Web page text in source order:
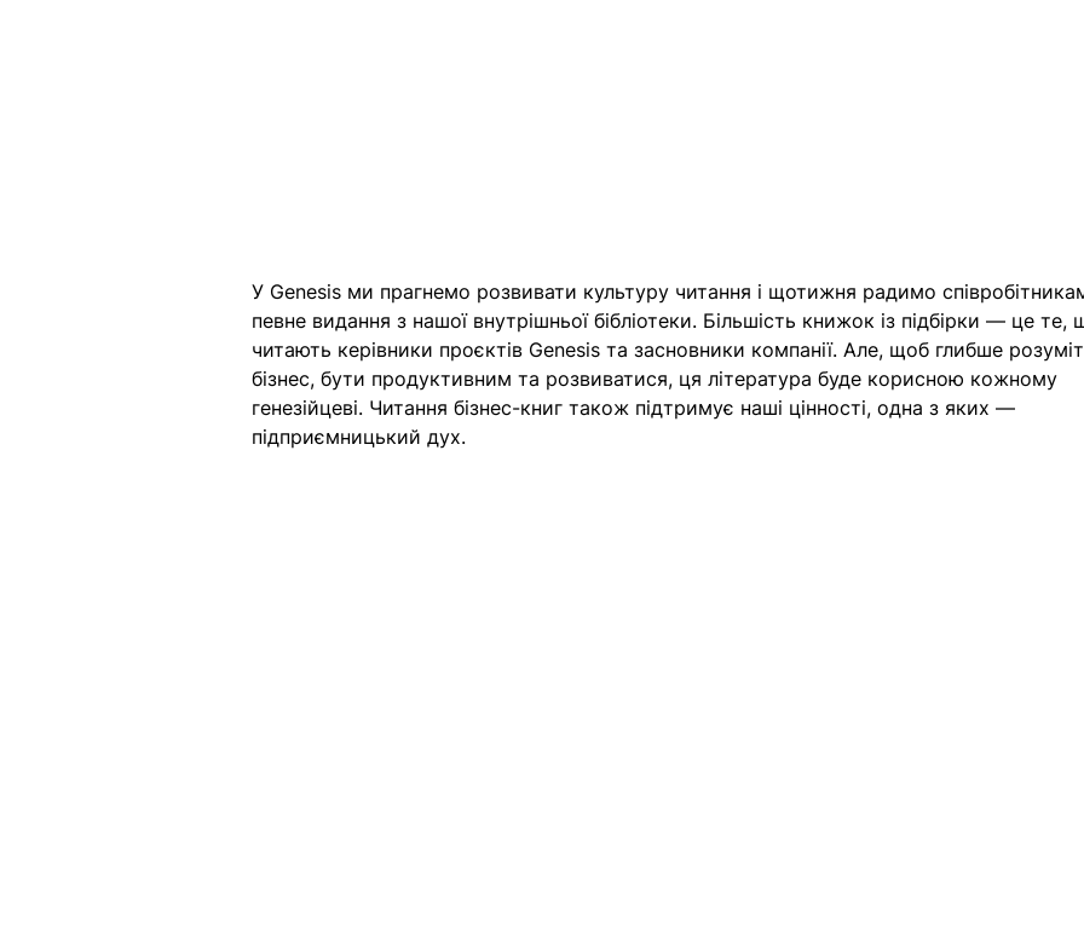
У Genesis ми прагнемо розвивати культуру читання і щотижня радимо
певне видання з нашої внутрішньої бібліотеки. Більшість книжок із підбірки — це те,
читають керівники проєктів Genesis та засновники компанії. Але, щоб глибше
бізнес, бути продуктивним та розвиватися, ця література буде корисною кожному
генезійцеві. Читання бізнес-книг також підтримує наші цінності, одна з яких —
підприємницький дух.